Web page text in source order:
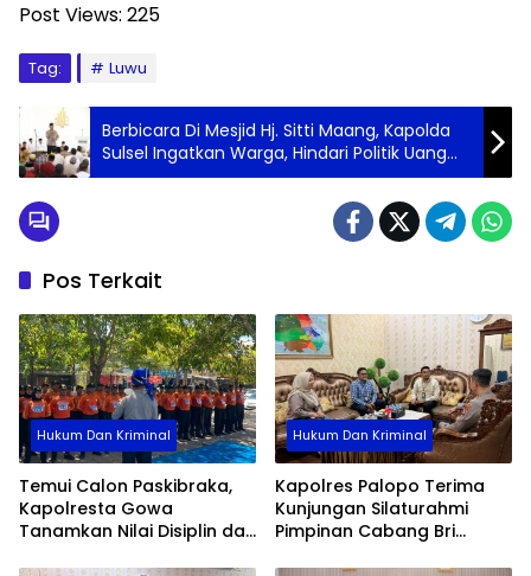
Post Views: 225
Tag: Luwu
Berbicara Di Mesjid Hj. Sitti Maang, Kapolda
Sulsel Ingatkan Warga, Hindari Politik Uang
Pada Pilkada Nanti
Pos Terkait
Hukum Dan Kriminal
Temui Calon Paskibraka,
Kapolresta Gowa
Tanamkan Nilai Disiplin dan
Hukum Dan Kriminal
Kapolres Palopo Terima
Kunjungan Silaturahmi
Pimpinan Cabang Bri